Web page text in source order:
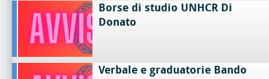
Borse di studio UNHCR Di
Donato
Verbale e graduatorie Bando